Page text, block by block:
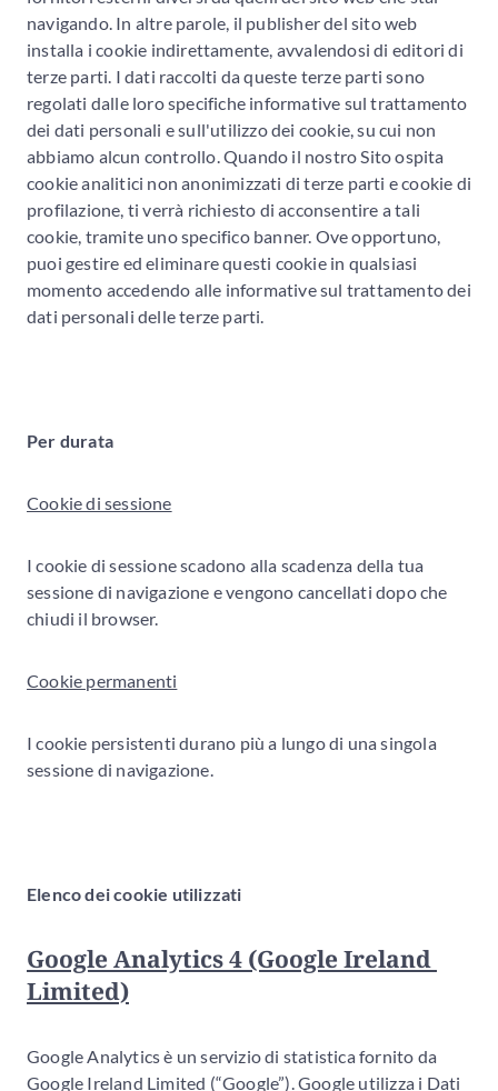
navigando. In altre parole, il publisher del sito web
installa i cookie indirettamente, avvalendosi di editori di
terze parti. I dati raccolti da queste terze parti sono
regolati dalle loro specifiche informative sul trattamento
dei dati personali e sull'utilizzo dei cookie, su cui non
abbiamo alcun controllo. Quando il nostro Sito ospita
cookie analitici non anonimizzati di terze parti e cookie di
profilazione, ti verrà richiesto di acconsentire a tali
cookie, tramite uno specifico banner. Ove opportuno,
puoi gestire ed eliminare questi cookie in qualsiasi
momento accedendo alle informative sul trattamento dei
dati personali delle terze parti.
Per durata
Cookie di sessione
I cookie di sessione scadono alla scadenza della tua
sessione di navigazione e vengono cancellati dopo che
chiudi il browser.
Cookie permanenti
I cookie persistenti durano più a lungo di una singola
sessione di navigazione.
Elenco dei cookie utilizzati
Google Analytics 4 (Google Ireland
Limited)
Google Analytics è un servizio di statistica fornito da
Google Ireland Limited (“Google”). Google utilizza i Dati